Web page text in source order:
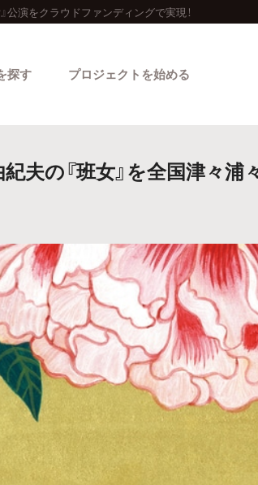
公演をクラウドファンディングで実現！
探す
人気のプロ
カテゴリーから探す タグ
最
プロジェクトを始める
夫の『班女』を全国津々